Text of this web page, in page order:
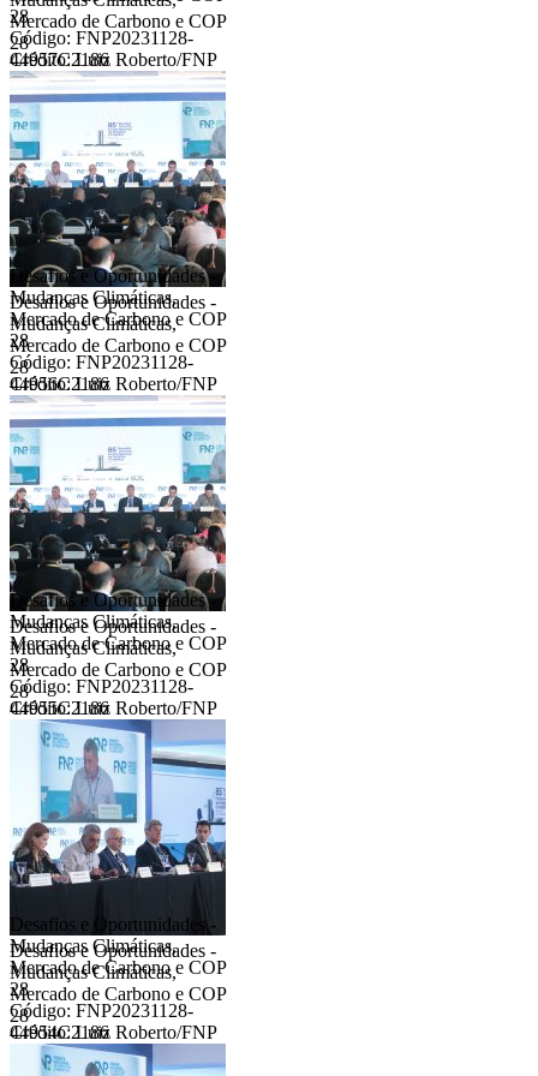
Mercado de Carbono e COP
28
28
Código: FNP20231128-
44957C2186
Crédito: Luiz Roberto/FNP
Desafios e Oportunidades -
Mudanças Climáticas,
Mercado de Carbono e COP
28
Desafios e Oportunidades -
Mudanças Climáticas,
Mercado de Carbono e COP
28
Código: FNP20231128-
44956C2186
Crédito: Luiz Roberto/FNP
Desafios e Oportunidades -
Mudanças Climáticas,
Mercado de Carbono e COP
28
Desafios e Oportunidades -
Mudanças Climáticas,
Mercado de Carbono e COP
28
Código: FNP20231128-
44955C2186
Crédito: Luiz Roberto/FNP
Desafios e Oportunidades -
Mudanças Climáticas,
Mercado de Carbono e COP
28
Desafios e Oportunidades -
Mudanças Climáticas,
Mercado de Carbono e COP
28
Código: FNP20231128-
44954C2186
Crédito: Luiz Roberto/FNP